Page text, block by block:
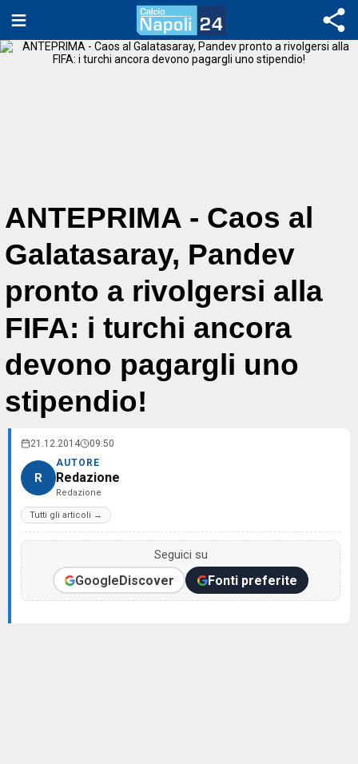
ANTEPRIMA - Caos al
Galatasaray, Pandev
pronto a rivolgersi alla
FIFA: i turchi ancora
devono pagargli uno
stipendio!
21.12.2014 09:50
R
AUTORE
Redazione
Redazione
Tutti gli articoli →
Seguici su
GoogleDiscover Fonti preferite